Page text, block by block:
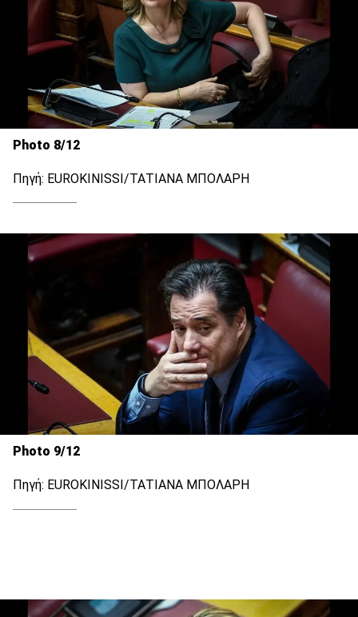
Photo 8/12
Πηγή: EUROKINISSI/ΤΑΤΙΑΝΑ ΜΠΟΛΑΡΗ
Photo 9/12
Πηγή: EUROKINISSI/ΤΑΤΙΑΝΑ ΜΠΟΛΑΡΗ